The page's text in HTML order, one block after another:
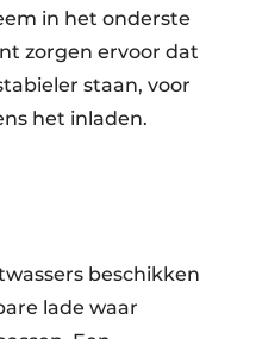
in het onderste
zorgen ervoor dat
staan, voor
het inladen.
beschikken
lade waar